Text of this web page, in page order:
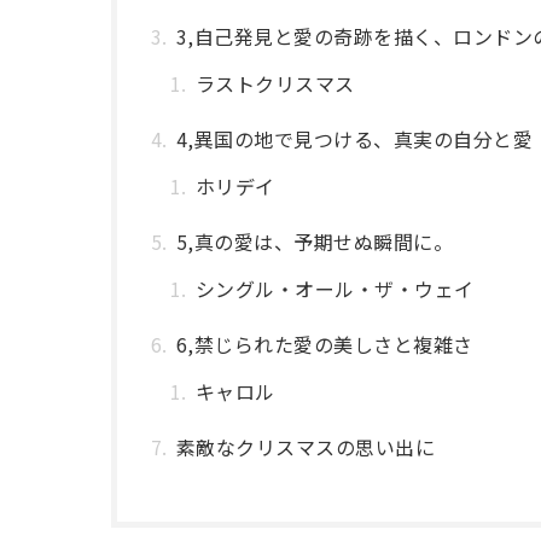
3,自己発見と愛の奇跡を描く、ロンドン
ラストクリスマス
4,異国の地で見つける、真実の自分と愛
ホリデイ
5,真の愛は、予期せぬ瞬間に。
シングル・オール・ザ・ウェイ
6,禁じられた愛の美しさと複雑さ
キャロル
素敵なクリスマスの思い出に